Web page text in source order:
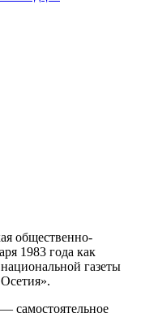
г
общественно-
1983 года как
газеты
самостоятельное